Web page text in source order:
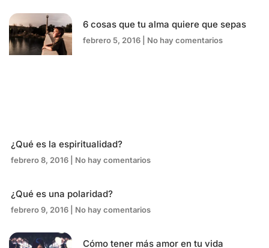
6 cosas que tu alma quiere que sepas
febrero 5, 2016 No hay comentarios
¿Qué es la espiritualidad?
febrero 8, 2016 No hay comentarios
¿Qué es una polaridad?
febrero 9, 2016 No hay comentarios
Cómo tener más amor en tu vida